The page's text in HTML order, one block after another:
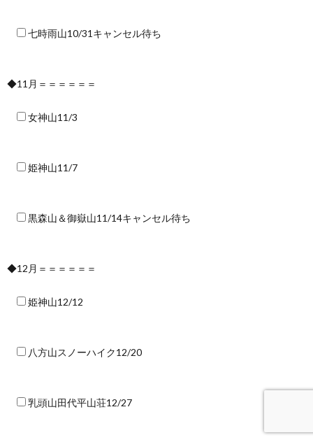
七時雨山10/31キャンセル待ち
◆11月＝＝＝＝＝＝
女神山11/3
姫神山11/7
黒森山＆御嶽山11/14キャンセル待ち
◆12月＝＝＝＝＝＝
姫神山12/12
八方山スノーハイク12/20
乳頭山田代平山荘12/27